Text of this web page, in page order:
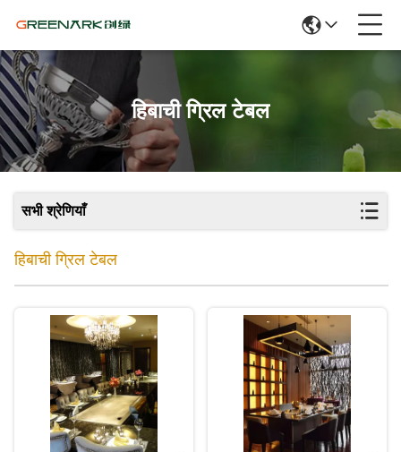
हिबाची ग्रिल टेबल
सभी श्रेणियाँ
हिबाची ग्रिल टेबल